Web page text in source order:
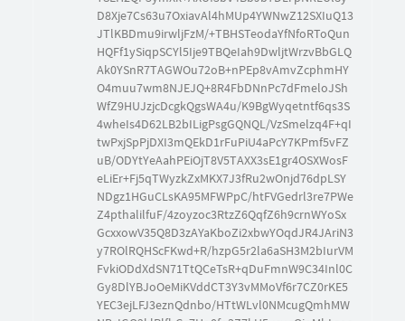
D8Xje7Cs63u7OxiavAl4hMUp4YWNwZ12SXIuQ13
JTlKBDmu9irwljFzM/+TBHSTeodaYfNfoRToQun
HQFf1ySiqpSCYl5Ije9TBQeIah9DwljtWrzvBbGLQ
Ak0YSnR7TAGWOu72oB+nPEp8vAmvZcphmHY
O4muu7wm8NJEJQ+8R4FbDNnPc7dFmeloJSh
WfZ9HUJzjcDcgkQgsWA4u/K9BgWyqetntf6qs3S
4wheIs4D62LB2bILigPsgGQNQL/VzSmelzq4F+qI
twPxjSpPjDXI3mQEkD1rFuPiU4aPcY7KPmf5vFZ
uB/ODYtYeAahPEiOjT8V5TAXX3sE1gr4OSXWosF
eLiEr+Fj5qTWyzkZxMKX7J3fRu2wOnjd76dpLSY
NDgz1HGuCLsKA95MFWPpC/htFVGedrl3re7PWe
Z4pthalilfuF/4zoyzoc3RtzZ6QqfZ6h9crnWYoSx
GcxxowV35Q8D3zAYaKboZi2xbwYOqdJR4JAriN3
y7ROlRQHScFKwd+R/hzpG5r2la6aSH3M2bIurVM
FvkiODdXdSN71TtQCeTsR+qDuFmnW9C34Inl0C
Gy8DlYBJoOeMiKVddCT3Y3vMMoVf6r7CZ0rKE5
YEC3ejLFJ3eznQdnbo/HTtWLvl0NMcugQmhMW